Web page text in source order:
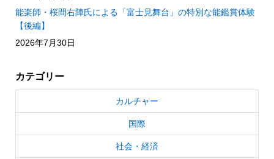
能楽師・桜間右陣氏による「富士見舞台」の特別な能鑑賞体験
【後編】
2026年7月30日
カテゴリー
カルチャー
国際
社会・経済